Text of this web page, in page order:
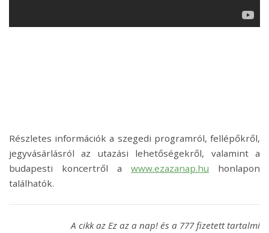
Részletes információk a szegedi programról, fellépőkről,
jegyvásárlásról az utazási lehetőségekről, valamint a
budapesti koncertről a
www.ezazanap.hu
honlapon
találhatók.
A cikk az Ez az a nap! és a 777 fizetett tartalmi